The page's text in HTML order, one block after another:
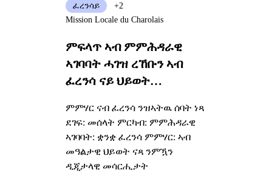
ምፍላጥ ኣብ ምምሕዳራዊ
ኣገባባት ሓገዝ ረኸቡን ኣብ
ፈረንሳ ናይ ህይወት
ምምሃር ናብ ፈረንሳ ንዝኣትዉ ሰባት ነጻ
ደገፍ: መሰላት ምርካብ: ምምሕዳራዊ
ኣገባባት: ቋንቋ ፈረንሳ ምምሃር: ኣብ
መዓልታዊ ህይወት ናጻ ንምዃን
ዲጂታላዊ መሳርሒታት
ፈረንሳይ
+2
Mission Locale du Charolais